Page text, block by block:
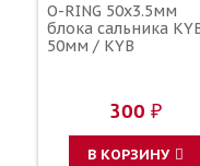
O-RING 50x3.5мм
блока сальника
50мм / KYB
300 ₽
В КОРЗИНУ